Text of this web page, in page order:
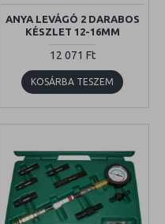
ANYA LEVÁGÓ 2 DARABOS
KÉSZLET 12-16MM
12 071 Ft
KOSÁRBA TESZEM